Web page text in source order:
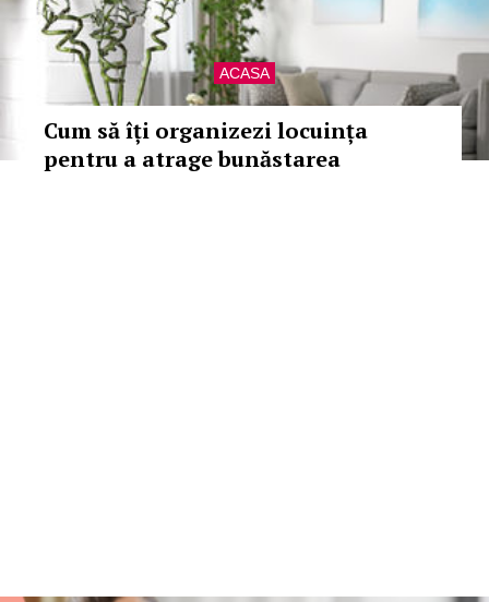
ACASA
Cum să îți organizezi locuința
pentru a atrage bunăstarea